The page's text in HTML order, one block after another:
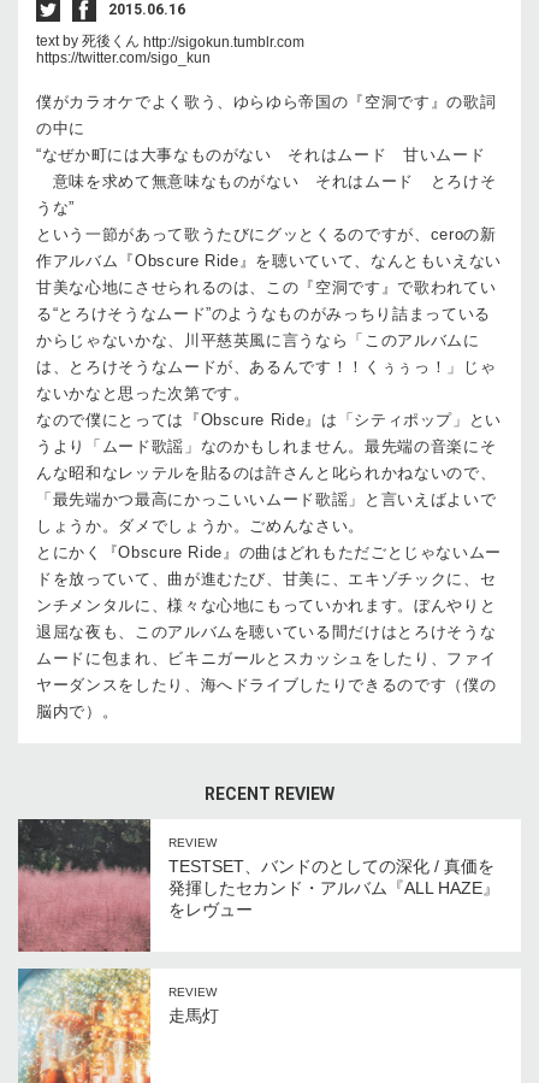
2015.06.16
text by 死後くん http://sigokun.tumblr.com
https://twitter.com/sigo_kun
僕がカラオケでよく歌う、ゆらゆら帝国の『空洞です』の歌詞
の中に
“なぜか町には大事なものがない それはムード 甘いムード
意味を求めて無意味なものがない それはムード とろけそ
うな”
という一節があって歌うたびにグッとくるのですが、ceroの新
作アルバム『Obscure Ride』を聴いていて、なんともいえない
甘美な心地にさせられるのは、この『空洞です』で歌われてい
る“とろけそうなムード”のようなものがみっちり詰まっている
からじゃないかな、川平慈英風に言うなら「このアルバムに
は、とろけそうなムードが、あるんです！！くぅぅっ！」じゃ
ないかなと思った次第です。
なので僕にとっては『Obscure Ride』は「シティポップ」とい
うより「ムード歌謡」なのかもしれません。最先端の音楽にそ
んな昭和なレッテルを貼るのは許さんと叱られかねないので、
「最先端かつ最高にかっこいいムード歌謡」と言いえばよいで
しょうか。ダメでしょうか。ごめんなさい。
とにかく『Obscure Ride』の曲はどれもただごとじゃないムー
ドを放っていて、曲が進むたび、甘美に、エキゾチックに、セ
ンチメンタルに、様々な心地にもっていかれます。ぼんやりと
退屈な夜も、このアルバムを聴いている間だけはとろけそうな
ムードに包まれ、ビキニガールとスカッシュをしたり、ファイ
ヤーダンスをしたり、海へドライブしたりできるのです（僕の
脳内で）。
RECENT REVIEW
REVIEW
TESTSET、バンドのとしての深化 / 真価を
発揮したセカンド・アルバム『ALL HAZE』
をレヴュー
REVIEW
走馬灯